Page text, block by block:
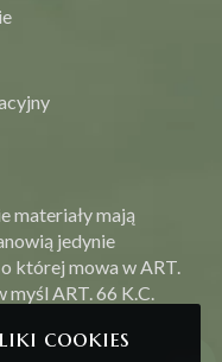
materiały mają
jedynie
której mowa w ART.
ART. 66 K.C.
cookies